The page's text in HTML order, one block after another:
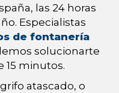
las 24 horas
Especialistas
de fontanería
solucionarte
15 minutos.
atascado, o